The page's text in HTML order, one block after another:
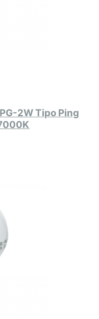
2W Tipo Ping